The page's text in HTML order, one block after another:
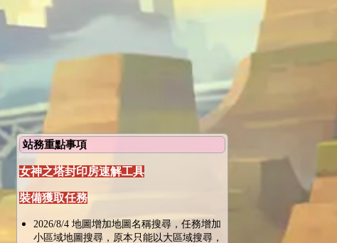
站務重點事項
女神之塔封印房速解工具
裝備獲取任務
2026/8/4 地圖增加地圖名稱搜尋，任務增加
小區域地圖搜尋，原本只能以大區域搜尋，